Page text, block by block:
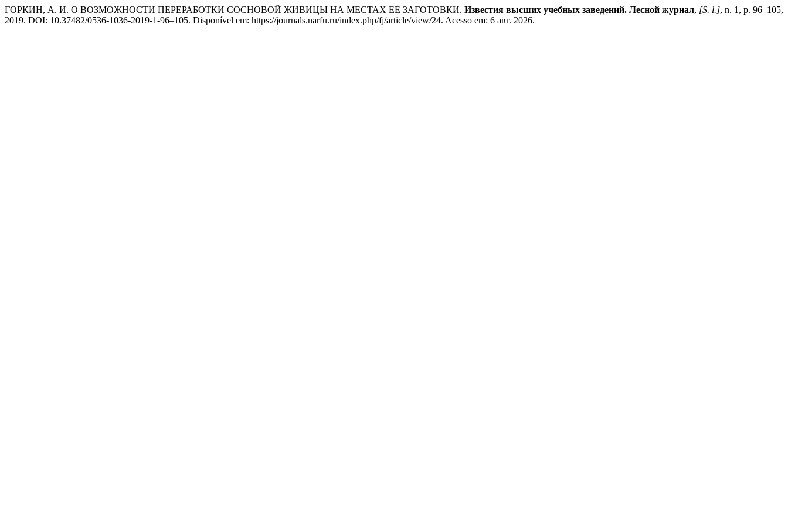
ГОРКИН, А. И. О ВОЗМОЖНОСТИ ПЕРЕРАБОТКИ СОСНОВОЙ ЖИВИЦЫ НА МЕСТАХ ЕЕ ЗАГОТОВКИ. Известия высших учебных заведений. Лесной журнал, [S. l.], n. 1, p. 96–105,
2019. DOI: 10.37482/0536-1036-2019-1-96–105. Disponível em: https://journals.narfu.ru/index.php/fj/article/view/24. Acesso em: 6 авг. 2026.